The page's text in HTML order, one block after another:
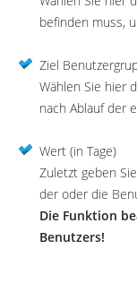
befinden muss,
Ziel
Wählen Sie hier
nach Ablauf der
Wert (in Tage)
Zuletzt geben
der oder die
Die Funktion
Benutzers!